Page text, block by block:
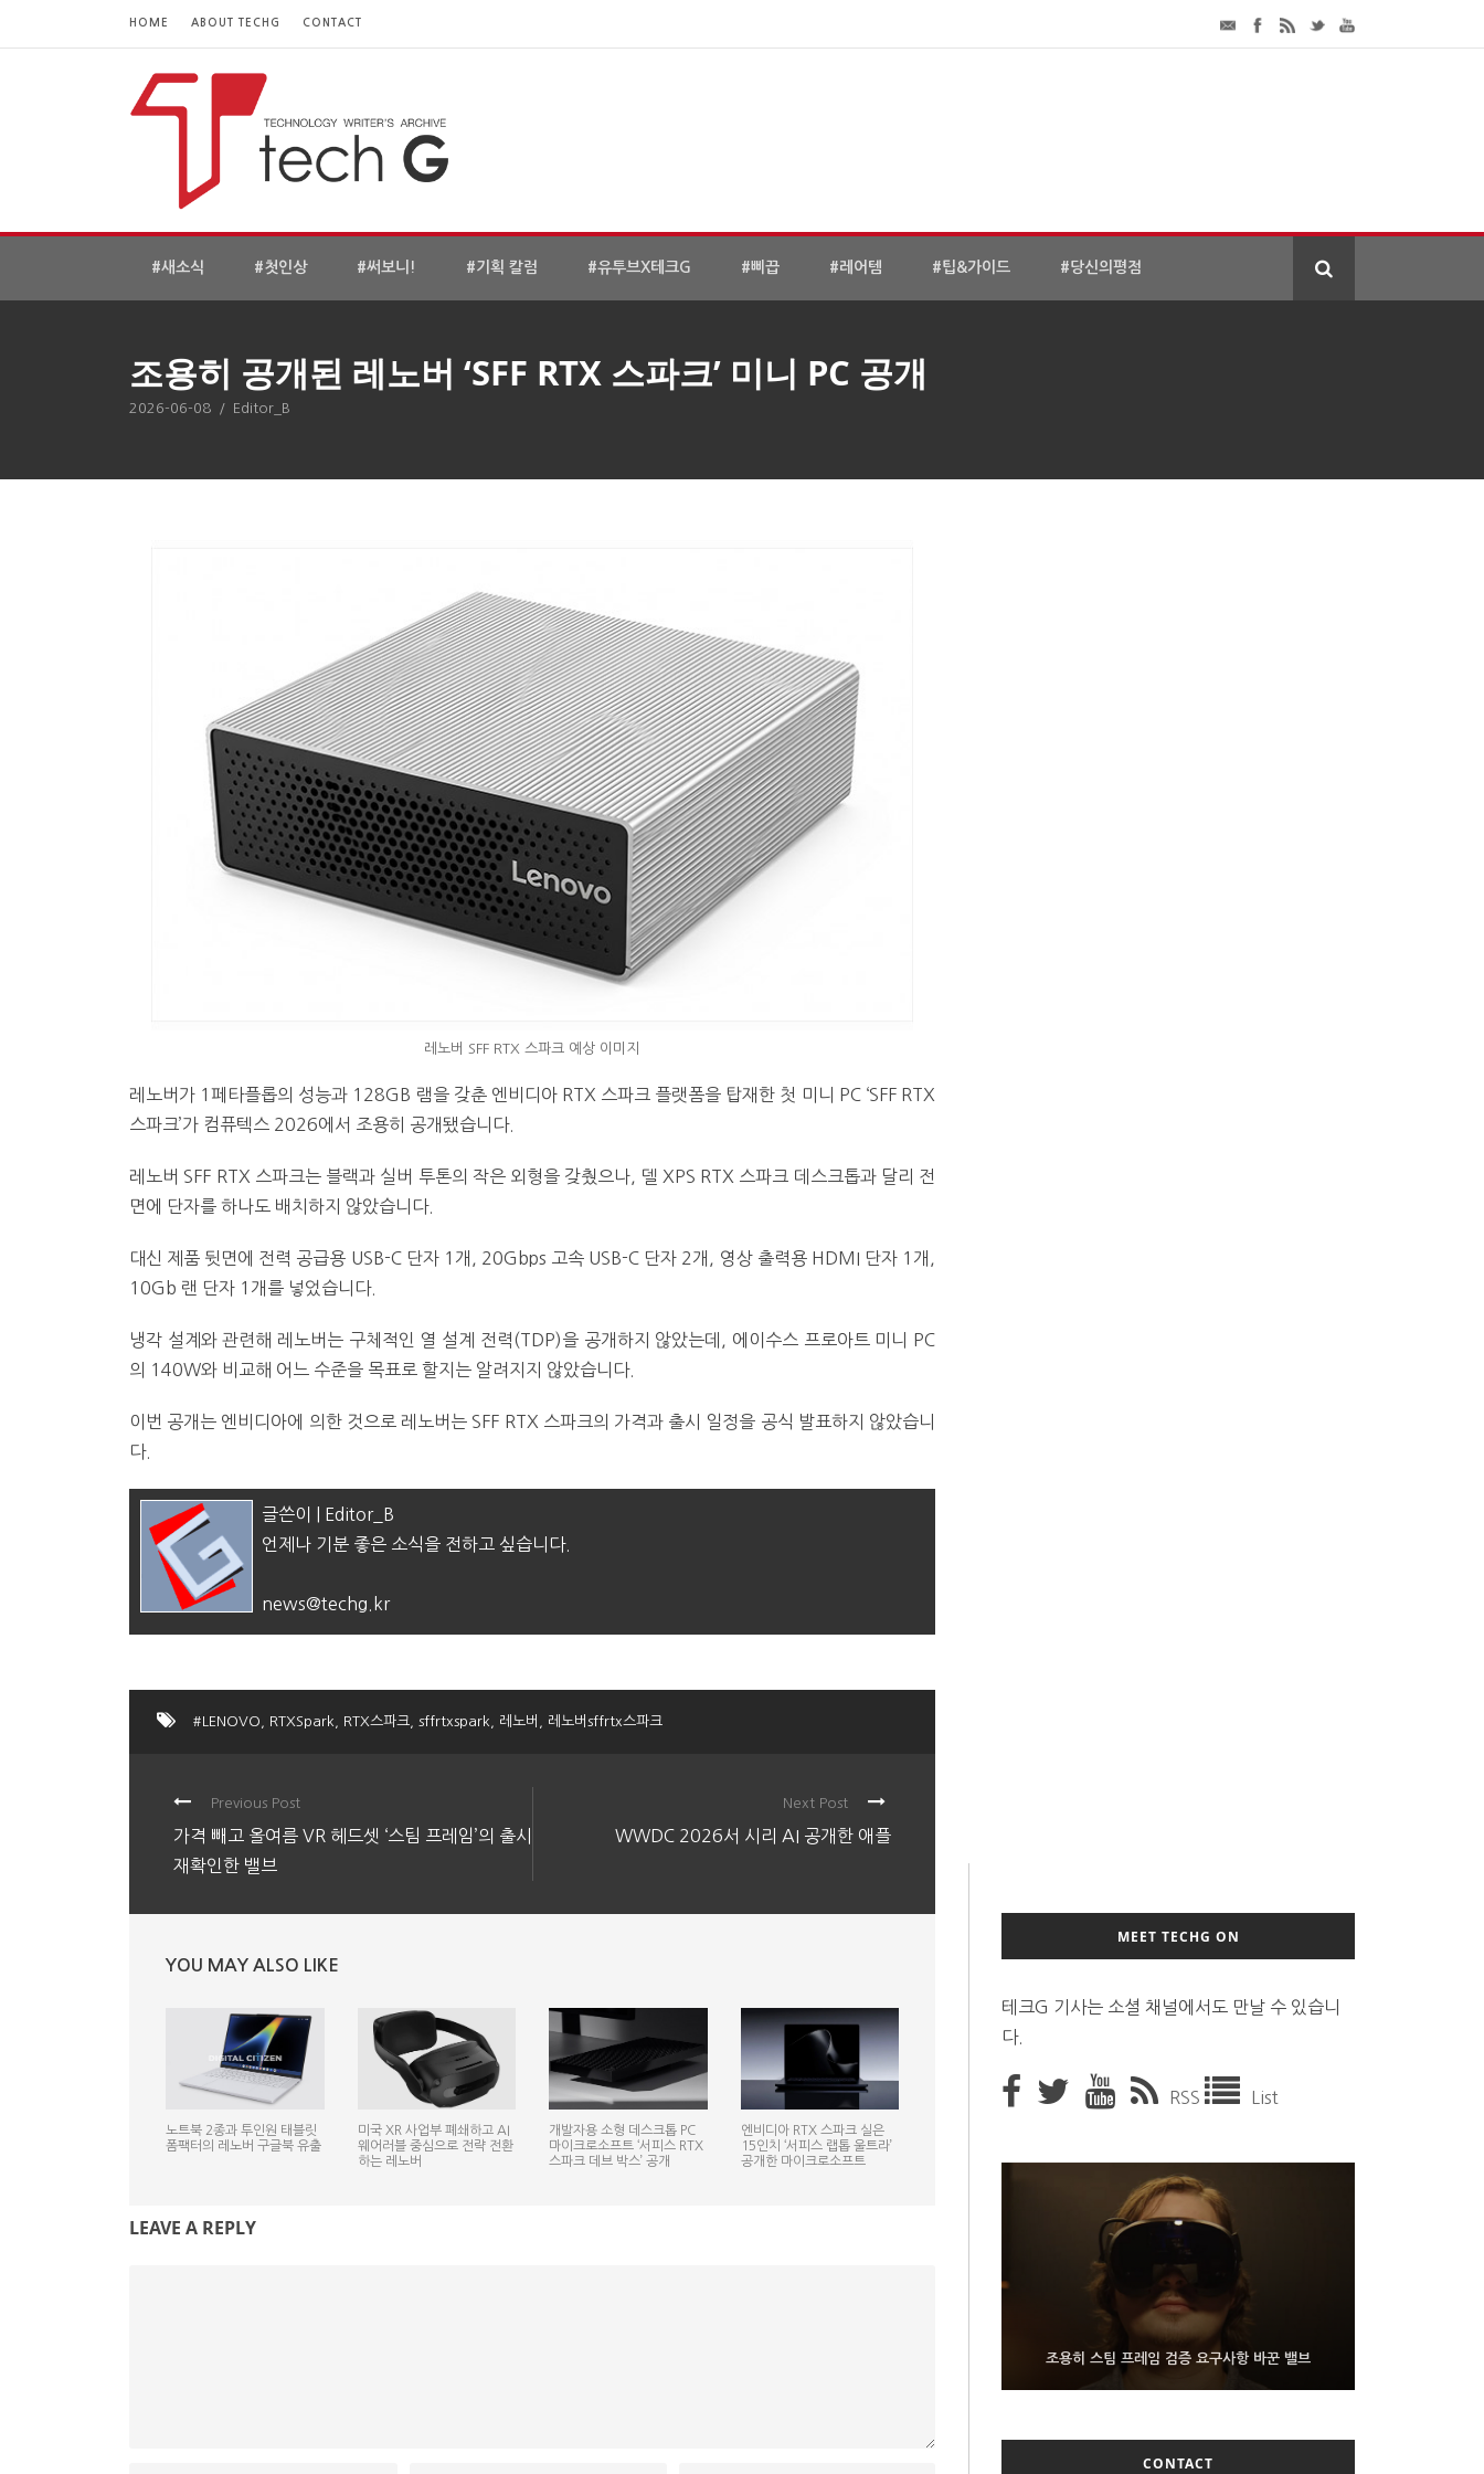
HOME ABOUT TECHG CONTACT
#새소식 #첫인상 #써보니! #기획 칼럼 #유투브X테크G #삐끕 #레어템 #팁&가이드 #당신의평점
조용히 공개된 레노버 ‘SFF RTX 스파크’ 미니 PC 공개
2026-06-08 / Editor_B
레노버 SFF RTX 스파크 예상 이미지
레노버가 1페타플롭의 성능과 128GB 램을 갖춘 엔비디아 RTX 스파크 플랫폼을 탑재한 첫 미니 PC ‘SFF RTX
스파크’가 컴퓨텍스 2026에서 조용히 공개됐습니다.
레노버 SFF RTX 스파크는 블랙과 실버 투톤의 작은 외형을 갖췄으나, 델 XPS RTX 스파크 데스크톱과 달리 전
면에 단자를 하나도 배치하지 않았습니다.
대신 제품 뒷면에 전력 공급용 USB-C 단자 1개, 20Gbps 고속 USB-C 단자 2개, 영상 출력용 HDMI 단자 1개,
10Gb 랜 단자 1개를 넣었습니다.
냉각 설계와 관련해 레노버는 구체적인 열 설계 전력(TDP)을 공개하지 않았는데, 에이수스 프로아트 미니 PC
의 140W와 비교해 어느 수준을 목표로 할지는 알려지지 않았습니다.
이번 공개는 엔비디아에 의한 것으로 레노버는 SFF RTX 스파크의 가격과 출시 일정을 공식 발표하지 않았습니
다.
글쓴이 | Editor_B
언제나 기분 좋은 소식을 전하고 싶습니다.
news@techg.kr
#LENOVO RTXSpark RTX스파크 sffrtxspark 레노버 레노버sffrtx스파크
Previous Post
가격 빼고 올여름 VR 헤드셋 ‘스팀 프레임’의 출시
재확인한 밸브
Next Post
WWDC 2026서 시리 AI 공개한 애플
YOU MAY ALSO LIKE
노트북 2종과 투인원 태블릿
폼팩터의 레노버 구글북 유출
미국 XR 사업부 폐쇄하고 AI
웨어러블 중심으로 전략 전환
하는 레노버
개발자용 소형 데스크톱 PC
마이크로소프트 ‘서피스 RTX
스파크 데브 박스’ 공개
엔비디아 RTX 스파크 실은
15인치 ‘서피스 랩톱 울트라’
공개한 마이크로소프트
LEAVE A REPLY
MEET TECHG ON
테크G 기사는 소셜 채널에서도 만날 수 있습니
다.
RSS List
조용히 스팀 프레임 검증 요구사항 바꾼 밸브
9월 4일부터 서비스 접는 안드로이드 장치용 구글 어
시스턴트
FMS 2026서 차세대 3D 메모리 ZHBM·ZNAND-O
모형 처음 선보인 삼성전자
CONTACT